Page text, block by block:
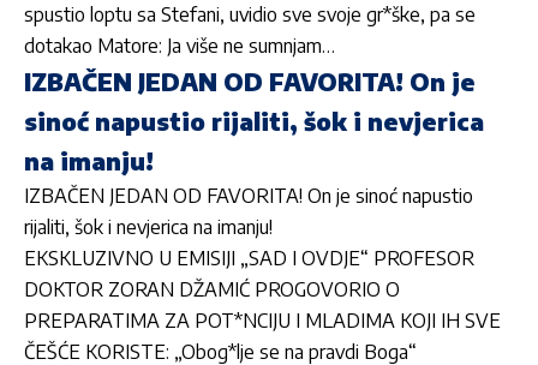
spustio loptu sa Stefani, uvidio sve svoje gr*ške, pa se
dotakao Matore: Ja više ne sumnjam…
IZBAČEN JEDAN OD FAVORITA! On je
sinoć napustio rijaliti, šok i nevjerica
na imanju!
IZBAČEN JEDAN OD FAVORITA! On je sinoć napustio
rijaliti, šok i nevjerica na imanju!
EKSKLUZIVNO U EMISIJI „SAD I OVDJE“ PROFESOR
DOKTOR ZORAN DŽAMIĆ PROGOVORIO O
PREPARATIMA ZA POT*NCIJU I MLADIMA KOJI IH SVE
ČEŠĆE KORISTE: „Obog*lje se na pravdi Boga“